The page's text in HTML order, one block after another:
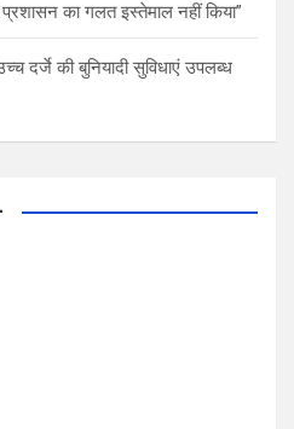
का गलत इस्तेमाल नहीं किया”
दर्जे की बुनियादी सुविधाएं उपलब्ध